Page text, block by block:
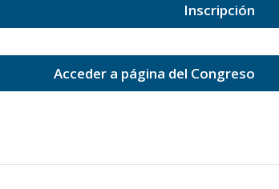
Inscripción
Acceder a página del Congreso